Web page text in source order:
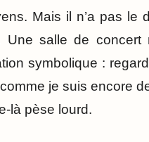
Mais il n’a pas le
salle de concert
symbolique :
je suis encore
là pèse lourd.